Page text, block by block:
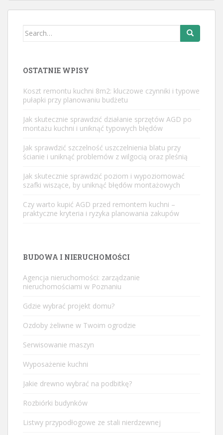
Search
OSTATNIE WPISY
Koszt remontu kuchni 8m2: kluczowe czynniki i typowe
pułapki przy planowaniu budżetu
Jak skutecznie sprawdzić działanie sprzętów AGD po
montażu kuchni i uniknąć typowych błędów
Jak sprawdzić szczelność uszczelnienia blatu przy
ścianie i uniknąć problemów z wilgocią oraz pleśnią
Jak skutecznie sprawdzić poziom i wypoziomować
szafki wiszące, by uniknąć błędów montażowych
Czy warto kupić AGD przed remontem kuchni –
praktyczne kryteria i ryzyka planowania zakupów
BUDOWA I NIERUCHOMOŚCI
Agencja nieruchomości: zarządzanie
nieruchomościami w Poznaniu
Gdzie wybrać projekt domu?
Ozdoby żeliwne w Twoim ogrodzie
Serwisowanie maszyn
Wyposażenie kuchni
Jakie drewno wybrać na podbitkę?
Rozbiórki budynków
Listwy przypodłogowe ze stali nierdzewnej